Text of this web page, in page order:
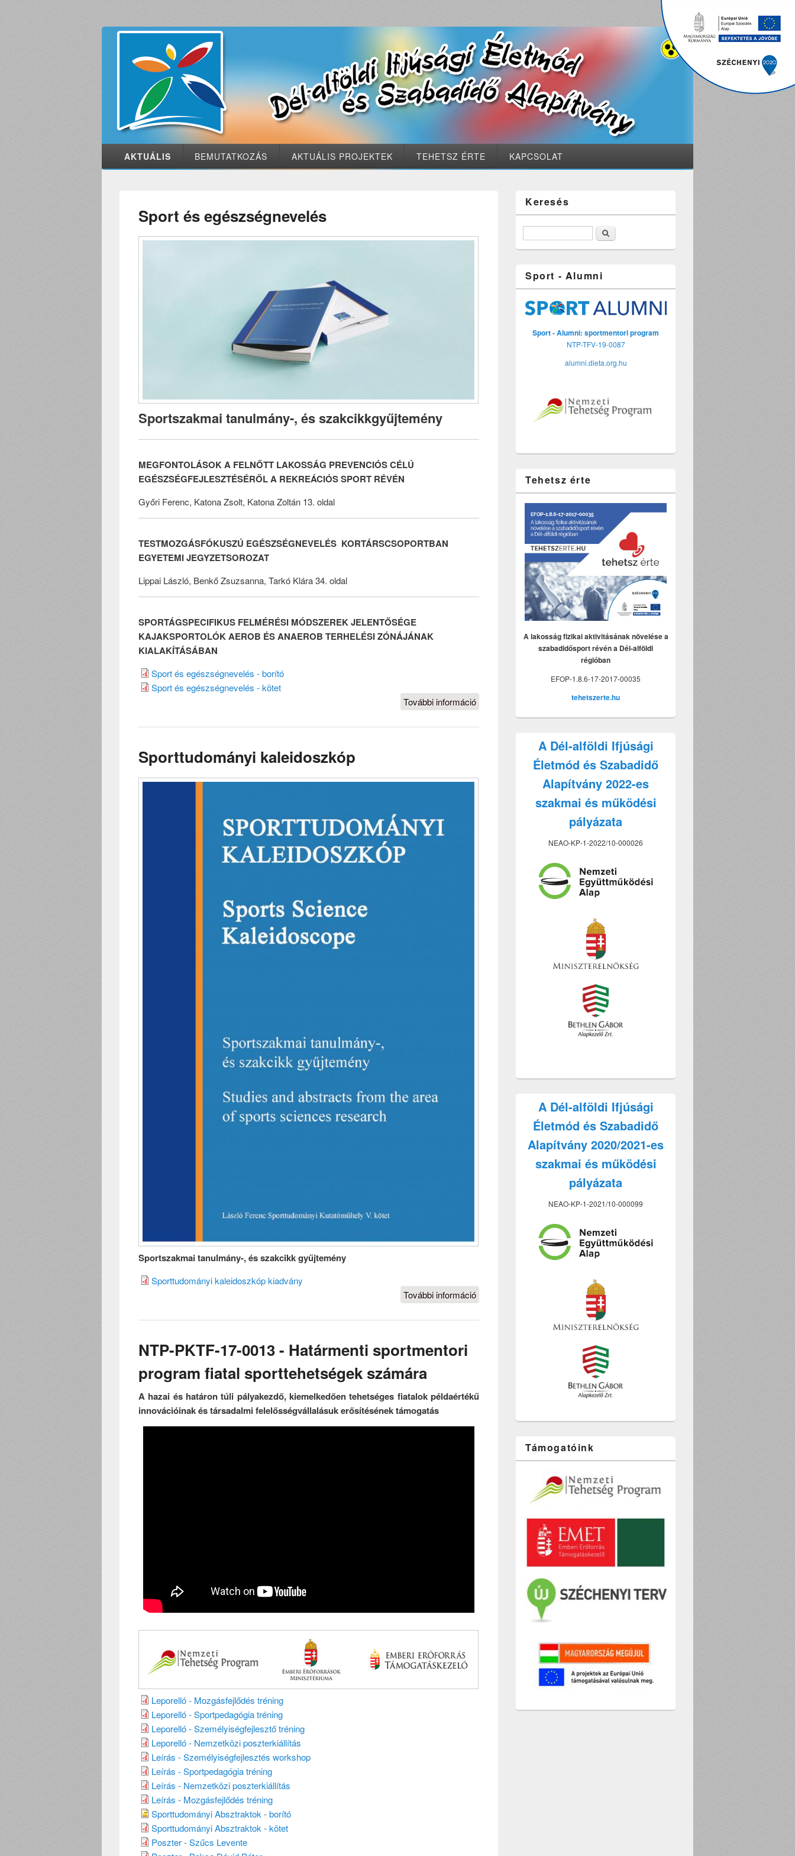
AKTUÁLIS BEMUTATKOZÁS AKTUÁLIS PROJEKTEK TEHETSZ ÉRTE KAPCSOLAT
Sport és egészségnevelés
Sportszakmai tanulmány-, és szakcikkgyűjtemény
MEGFONTOLÁSOK A FELNŐTT LAKOSSÁG PREVENCIÓS CÉLÚ
EGÉSZSÉGFEJLESZTÉSÉRŐL A REKREÁCIÓS SPORT RÉVÉN
Győri Ferenc, Katona Zsolt, Katona Zoltán 13. oldal
TESTMOZGÁSFÓKUSZÚ EGÉSZSÉGNEVELÉS KORTÁRSCSOPORTBAN
EGYETEMI JEGYZETSOROZAT
Lippai László, Benkő Zsuzsanna, Tarkó Klára 34. oldal
SPORTÁGSPECIFIKUS FELMÉRÉSI MÓDSZEREK JELENTŐSÉGE
KAJAKSPORTOLÓK AEROB ÉS ANAEROB TERHELÉSI ZÓNÁJÁNAK
KIALAKÍTÁSÁBAN
Sport és egészségnevelés - borító
Sport és egészségnevelés - kötet
További információ
egészségnevelés
tartalommal
Sporttudományi kaleidoszkóp
Sportszakmai tanulmány-, és szakcikk gyűjtemény
Sporttudományi kaleidoszkóp kiadvány
További információ
tartalommal
NTP-PKTF-17-0013 - Határmenti sportmentori
program fiatal sporttehetségek számára
A hazai és határon túli pályakezdő, kiemelkedően tehetséges fiatalok példaértékű
innovációinak és társadalmi felelősségvállalásuk erősítésének támogatás
Leporelló - Mozgásfejlődés tréning
Leporelló - Sportpedagógia tréning
Leporelló - Személyiségfejlesztő tréning
Leporelló - Nemzetközi poszterkiállítás
Leírás - Személyiségfejlesztés workshop
Leírás - Sportpedagógia tréning
Leírás - Nemzetközi poszterkiállítás
Leírás - Mozgásfejlődés tréning
Sporttudományi Absztraktok - borító
Sporttudományi Absztraktok - kötet
Poszter - Szűcs Levente
Keresés
Keresés
Sport - Alumni
Sport - Alumni: sportmentori program
NTP-TFV-19-0087
alumni.dieta.org.hu
Tehetsz érte
A lakosság fizikai aktivitásának növelése a
szabadidősport révén a Dél-alföldi
régióban
EFOP-1.8.6-17-2017-00035
tehetszerte.hu
A Dél-alföldi Ifjúsági
Életmód és Szabadidő
Alapítvány 2022-es
szakmai és működési
pályázata
NEAO-KP-1-2022/10-000026
A Dél-alföldi Ifjúsági
Életmód és Szabadidő
Alapítvány 2020/2021-es
szakmai és működési
pályázata
NEAO-KP-1-2021/10-000099
Támogatóink